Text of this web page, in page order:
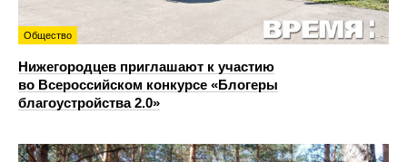
Общество
Нижегородцев приглашают к участию
во Всероссийском конкурсе «Блогеры
благоустройства 2.0»